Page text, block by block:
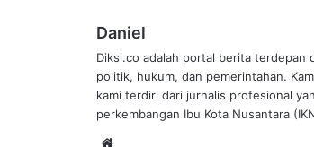
Daniel
Diksi.co adalah portal berita terdepan
politik, hukum, dan pemerintahan.
kami terdiri dari jurnalis profesional
perkembangan Ibu Kota Nusantara